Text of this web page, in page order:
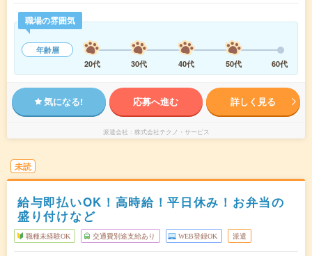
職場の雰囲気
年齢層
20代
30代 40代 50代 60代
気になる! 応募へ進む 詳しく見る
派遣会社 株式会社テクノ・サービス
未読
給与即払いOK！高時給！平日休み！お弁当の
盛り付けなど
職種未経験OK 交通費別途支給あり WEB登録OK 派遣